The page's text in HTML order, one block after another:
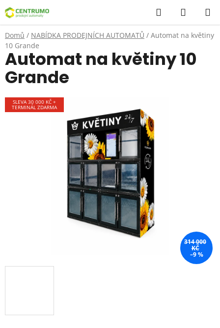
Přejít
na
obsah
Hledat
KOŠÍK
Domů / NABÍDKA PRODEJNÍCH AUTOMATŮ / Automat na květiny
10 Grande
Automat na květiny 10
Grande
SLEVA 30 000 KČ +
TERMINÁL ZDARMA
314 000
KČ
–9 %